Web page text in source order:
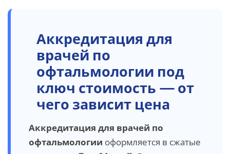
Аккредитация для
врачей по
офтальмологии под
ключ стоимость — от
чего зависит цена
Аккредитация для врачей по
офтальмологии оформляется в сжатые